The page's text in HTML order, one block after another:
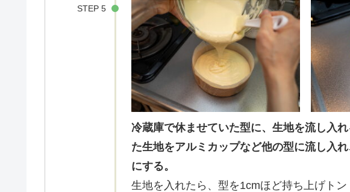
STEP 5
冷蔵庫で休ませていた型に、生地を流し入
た生地をアルミカップなど他の型に流し入
にする。
生地を入れたら、型を1cmほど持ち上げト